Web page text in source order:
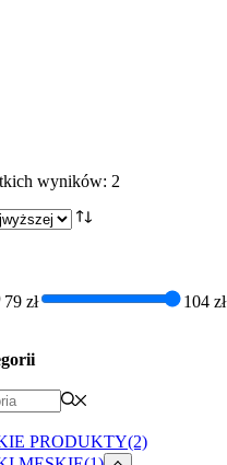
wyników: 2
niskiej
79 zł
104 zł
PRODUKTY(2)